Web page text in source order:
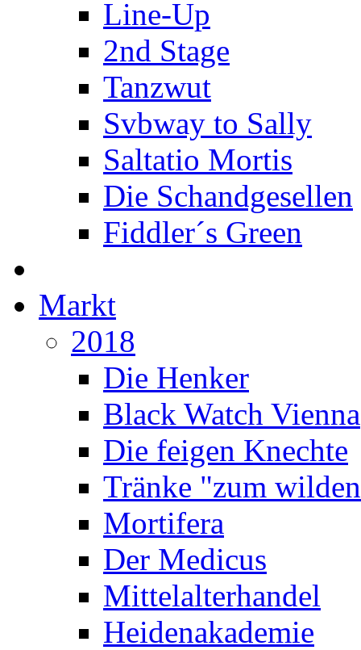
Line-Up
2nd Stage
Tanzwut
Svbway to Sally
Saltatio Mortis
Die Schandgesellen
Fiddler´s Green
Markt
2018
Die Henker
Black Watch Vienna
Die feigen Knechte
Tränke "zum
Mortifera
Der Medicus
Mittelalterhandel
Heidenakademie